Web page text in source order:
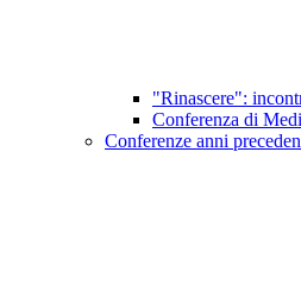
"Rinascere":
Conferenza di
Conferenze anni